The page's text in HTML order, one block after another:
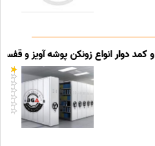
دوار انواع زونکن پوشه آویز و قفسه